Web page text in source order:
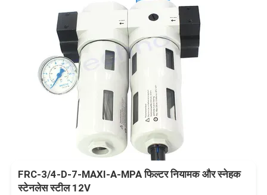
FRC-3/4-D-7-MAXI-A-MPA फिल्टर नियामक और स्नेहक
स्टेनलेस स्टील 12V